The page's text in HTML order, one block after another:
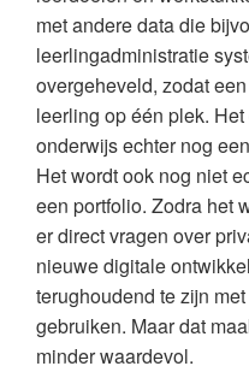
met andere data die
leerlingadministratie
overgeheveld, zodat
leerling op één plek.
onderwijs echter nog
Het wordt ook nog niet
een portfolio. Zodra het
er direct vragen over
nieuwe digitale
terughoudend te zijn
gebruiken. Maar dat
minder waardevol.